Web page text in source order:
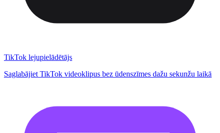
TikTok lejupielādētājs
Saglabājiet TikTok videoklipus bez ūdenszīmes dažu sekunžu laikā